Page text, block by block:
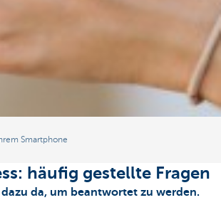
Smartphone
häufig gestellte Fragen
dazu da, um beantwortet zu werden.